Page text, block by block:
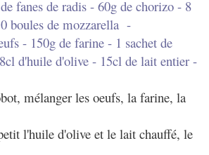
fanes de radis - 60g de chorizo - 8
boules de mozzarella -
- 150g de farine - 1 sachet de
d'huile d'olive - 15cl de lait entier -
mélanger les oeufs, la farine, la
l'huile d'olive et le lait chauffé, le